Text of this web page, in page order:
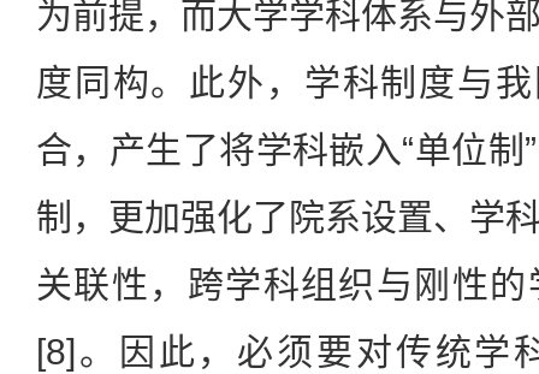
为前提，而大学学科体系与外
度同构。此外，学科制度与
合，产生了将学科嵌入“单位制
制，更加强化了院系设置、学
关联性，跨学科组织与刚性
[8]。因此，必须要对传统学